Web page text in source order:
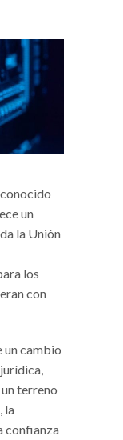
un
la Unión
los
con
un cambio
terreno
la
confianza